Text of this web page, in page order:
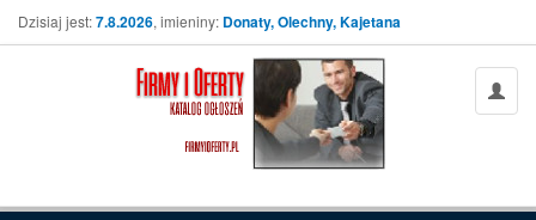
Dzisiaj jest:7.8.2026, imieniny: Donaty, Olechny, Kajetana